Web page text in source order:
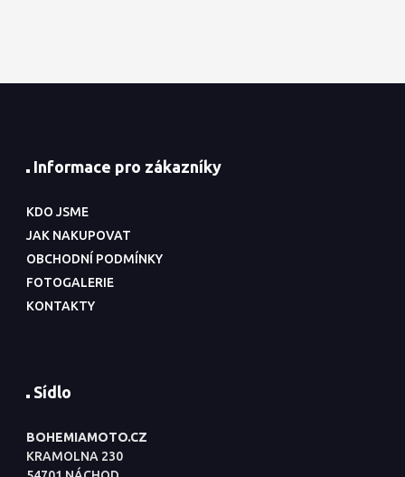
Informace pro zákazníky
KDO JSME
JAK NAKUPOVAT
OBCHODNÍ PODMÍNKY
FOTOGALERIE
KONTAKTY
Sídlo
BOHEMIAMOTO.CZ
KRAMOLNA 230